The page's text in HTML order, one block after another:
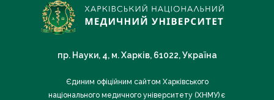
пр. Науки, 4, м. Харків, 61022, Україна
Єдиним офіційним сайтом Харківського
національного медичного університету (ХНМУ) є